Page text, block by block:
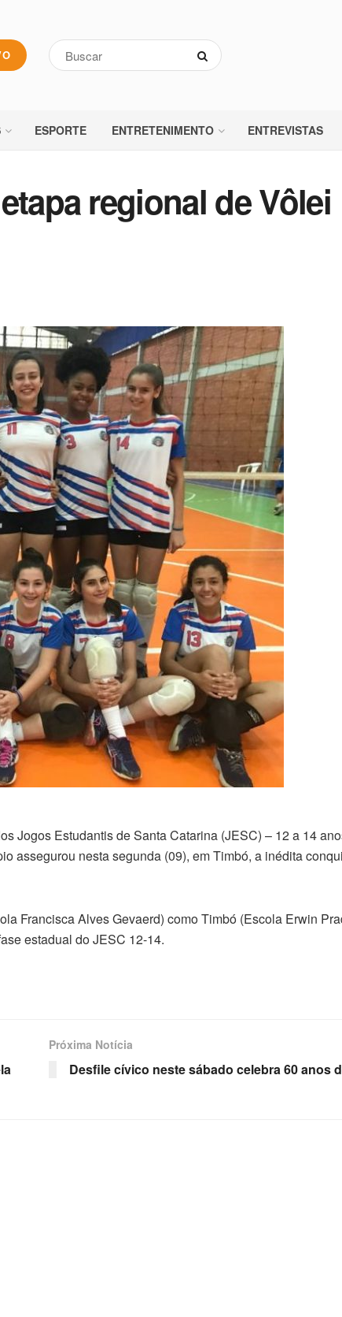
ESPORTE ENTRETENIMENTO ENTREVISTAS
regional de Vôlei
Jogos Estudantis de Santa Catarina (JESC) – 12 a 14
assegurou nesta segunda (09), em Timbó, a inédita
Francisca Alves Gevaerd) como Timbó (Escola Erwin
estadual do JESC 12-14.
Próxima Notícia
Desfile cívico neste sábado celebra 60 anos